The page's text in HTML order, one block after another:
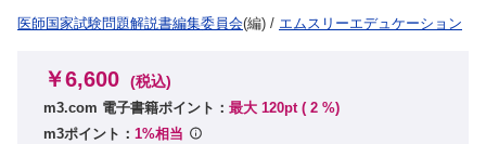
医師国家試験問題解説書編集委員会(編) / エムスリーエデュケーション
￥6,600 (税込)
m3.com 電子書籍ポイント： 最大 120pt ( 2 %)
m3ポイント： 1%相当